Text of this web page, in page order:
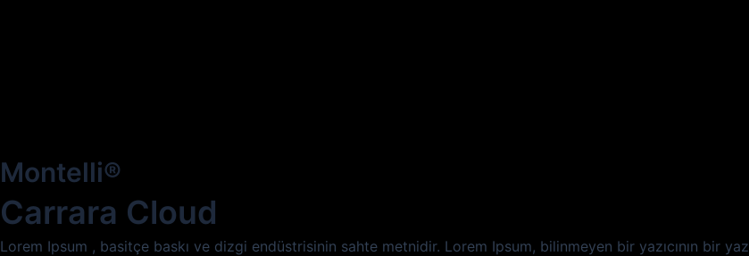
Montelli®
Carrara Cloud
Lorem Ipsum , basitçe baskı ve dizgi endüstrisinin sahte metnidir. Lorem Ipsum, bilinmeyen bir yazıcının bir